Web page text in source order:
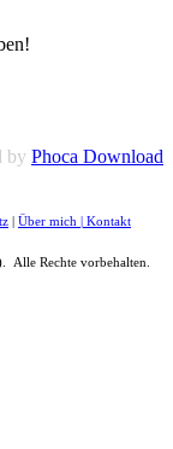
by Phoca Download
Über mich Kontakt
Alle Rechte vorbehalten.